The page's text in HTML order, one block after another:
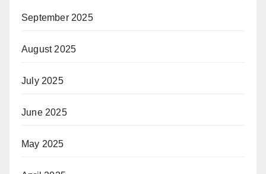
September 2025
August 2025
July 2025
June 2025
May 2025